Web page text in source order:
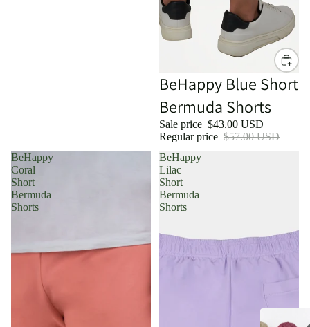
Sale
BeHappy Blue Short
Bermuda Shorts
Sale price $43.00 USD
Regular price $57.00 USD
BeHappy
Coral
Short
Bermuda
Shorts
BeHappy
Lilac
Short
Bermuda
Shorts